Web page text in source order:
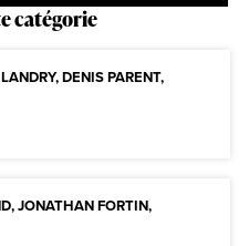
catégorie
DENIS PARENT,
JONATHAN FORTIN,